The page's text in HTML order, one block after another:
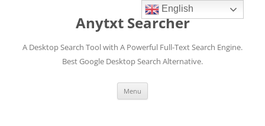
Anytxt Searcher
A Desktop Search Tool with A Powerful Full-Text Search Engine.
Best Google Desktop Search Alternative.
Menu
English